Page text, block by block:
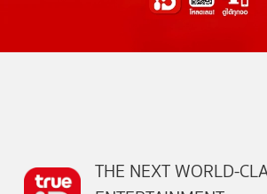
THE NEXT WORLD-